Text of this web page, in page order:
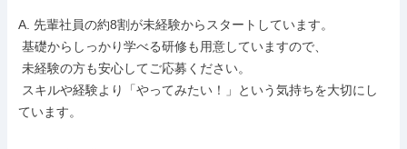
A. 先輩社員の約8割が未経験からスタートしています。
ています。